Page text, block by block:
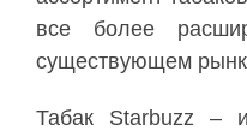
все более
существующем
Табак Starbuzz –